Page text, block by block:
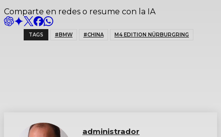
Comparte en redes o resume con la IA
TAGS #BMW #CHINA M4 EDITION NÜRBURGRING
administrador